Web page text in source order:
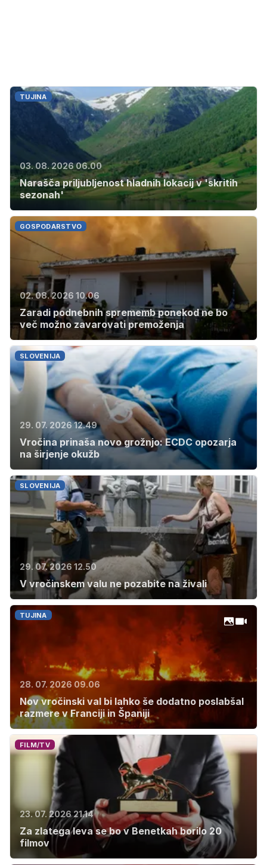
TUJINA
03. 08. 2026 06.00
Narašča priljubljenost hladnih lokacij v 'skritih
sezonah'
GOSPODARSTVO
02. 08. 2026 10.06
Zaradi podnebnih sprememb ponekod ne bo
več možno zavarovati premoženja
SLOVENIJA
29. 07. 2026 12.49
Vročina prinaša novo grožnjo: ECDC opozarja
na širjenje okužb
SLOVENIJA
29. 07. 2026 12.50
V vročinskem valu ne pozabite na živali
TUJINA
28. 07. 2026 09.06
Nov vročinski val bi lahko še dodatno poslabšal
razmere v Franciji in Španiji
FILM/TV
23. 07. 2026 21.14
Za zlatega leva se bo v Benetkah borilo 20
filmov